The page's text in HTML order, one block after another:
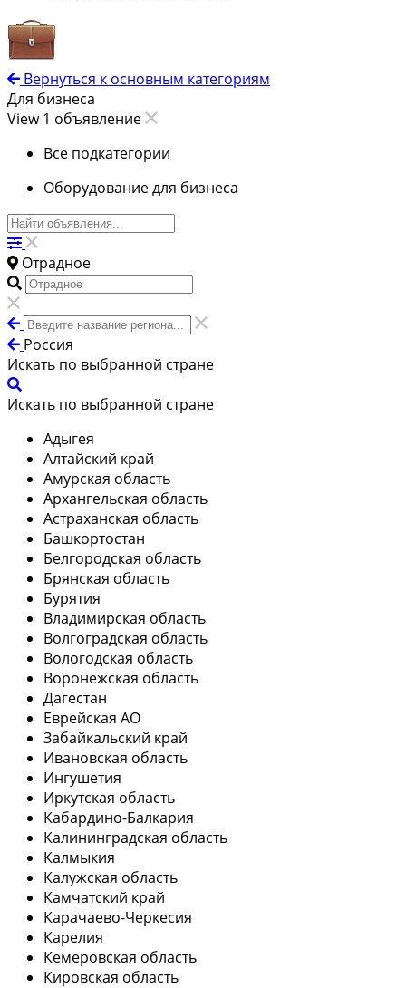
Вернуться к основным категориям
Для бизнеса
View 1 объявление
Все подкатегории
Оборудование для бизнеса
Отрадное
Россия
Искать по выбранной стране
Искать по выбранной стране
Адыгея
Алтайский край
Амурская область
Архангельская область
Астраханская область
Башкортостан
Белгородская область
Брянская область
Бурятия
Владимирская область
Волгоградская область
Вологодская область
Воронежская область
Дагестан
Еврейская АО
Забайкальский край
Ивановская область
Ингушетия
Иркутская область
Кабардино-Балкария
Калининградская область
Калмыкия
Калужская область
Камчатский край
Карачаево-Черкесия
Карелия
Кемеровская область
Кировская область